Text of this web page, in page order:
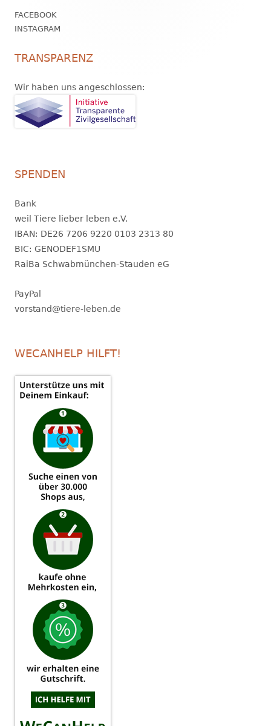
FACEBOOK
INSTAGRAM
TRANSPARENZ
Wir haben uns angeschlossen:
SPENDEN
Bank
weil Tiere lieber leben e.V.
IBAN: DE26 7206 9220 0103 2313 80
BIC: GENODEF1SMU
RaiBa Schwabmünchen-Stauden eG
PayPal
vorstand@tiere-leben.de
WECANHELP HILFT!